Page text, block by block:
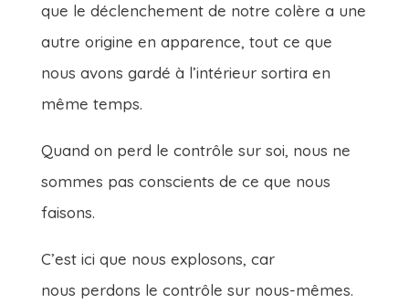
que le déclenchement de notre colère a une
autre origine en apparence, tout ce que
nous avons gardé à l’intérieur sortira en
même temps.
Quand on perd le contrôle sur soi, nous ne
sommes pas conscients de ce que nous
faisons.
C’est ici que nous explosons, car
nous perdons le contrôle sur nous-mêmes.